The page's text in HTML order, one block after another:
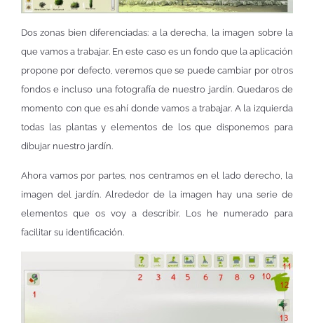
Dos zonas bien diferenciadas: a la derecha, la imagen sobre la
que vamos a trabajar. En este caso es un fondo que la aplicación
propone por defecto, veremos que se puede cambiar por otros
fondos e incluso una fotografía de nuestro jardín. Quedaros de
momento con que es ahí donde vamos a trabajar. A la izquierda
todas las plantas y elementos de los que disponemos para
dibujar nuestro jardín.
Ahora vamos por partes, nos centramos en el lado derecho, la
imagen del jardín. Alrededor de la imagen hay una serie de
elementos que os voy a describir. Los he numerado para
facilitar su identificación.